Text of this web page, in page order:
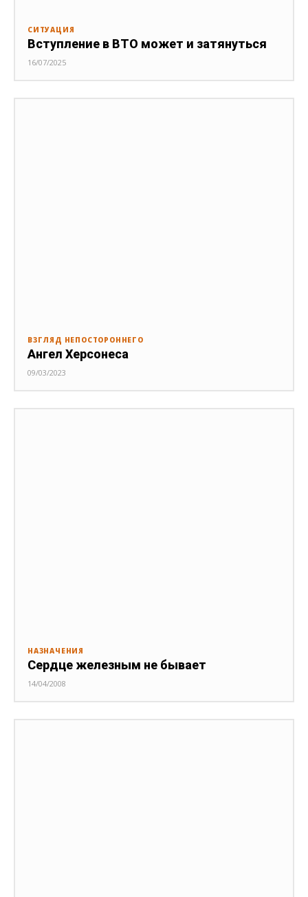
СИТУАЦИЯ
Вступление в ВТО может и затянуться
16/07/2025
ВЗГЛЯД НЕПОСТОРОННЕГО
Ангел Херсонеса
09/03/2023
НАЗНАЧЕНИЯ
Сердце железным не бывает
14/04/2008